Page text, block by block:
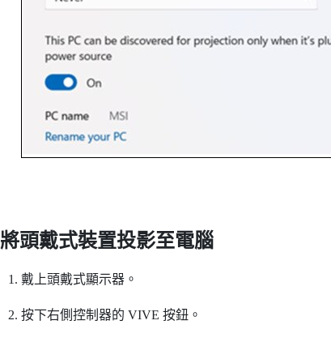
將頭戴式裝置投影至電腦
戴上頭戴式顯示器。
按下右側控制器的 VIVE 按鈕。